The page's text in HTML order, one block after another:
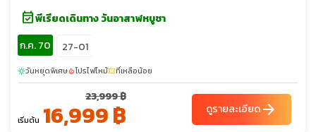
event_availableพีเรียดเดินทาง วันอาสาฬหบูชา
ก.ค. 70
27-01
sunnyวันหยุดพิเศษlocal_fire_departmentโปรไฟไหม้confirmation_numberที่เหลือน้อย
เริ่มต้น
23,999 ฿
16,999 ฿ ดูรายละเอียดarrow_forward